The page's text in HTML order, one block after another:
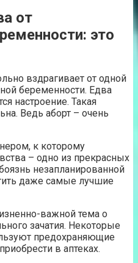
от
это
вздрагивает от одной
беременности. Едва
настроение. Такая
Ведь аборт – очень
к которому
– одно из прекрасных
незапланированной
даже самые лучшие
важной тема о
зачатия. Некоторые
предохраняющие
в аптеках.